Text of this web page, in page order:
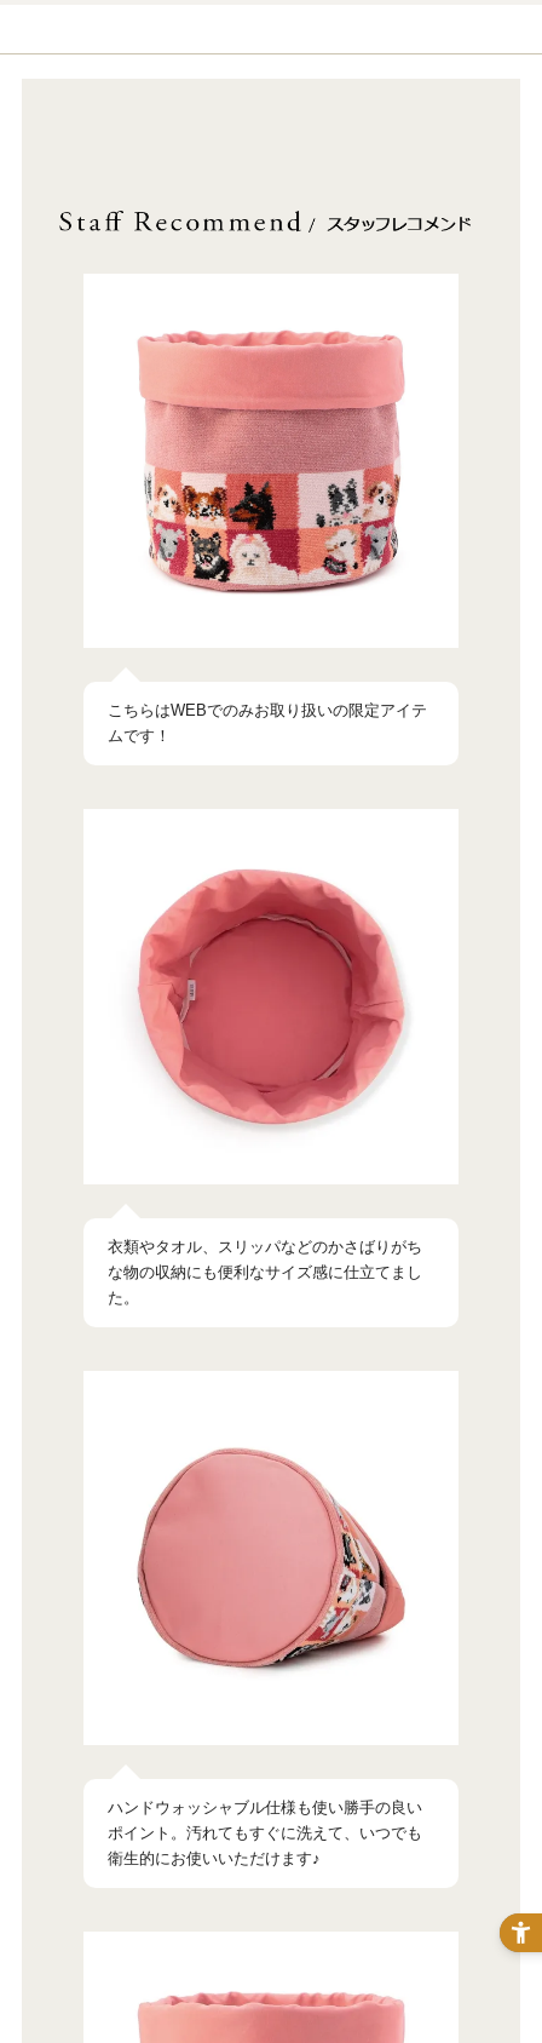
こちらはWEBでのみお取り扱いの限定アイテ
衣類やタオル、スリッパなどのかさばりがち
な物の収納にも便利なサイズ感に仕立てまし
た。
ハンドウォッシャブル仕様も使い勝手の良い
ポイント。汚れてもすぐに洗えて、いつでも
衛生的にお使いいただけます♪